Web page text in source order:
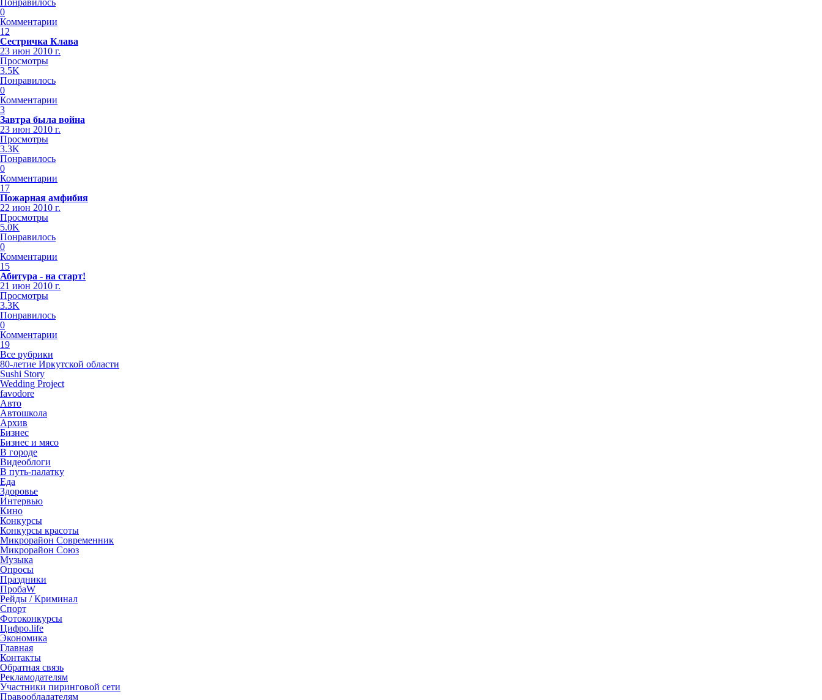
Понравилось
0
Комментарии
12
Сестричка Клава
23 июн 2010 г.
Просмотры
3.5K
Понравилось
0
Комментарии
3
Завтра была война
23 июн 2010 г.
Просмотры
3.3K
Понравилось
0
Комментарии
17
Пожарная амфибия
22 июн 2010 г.
Просмотры
5.0K
Понравилось
0
Комментарии
15
Абитура - на старт!
21 июн 2010 г.
Просмотры
3.3K
Понравилось
0
Комментарии
19
Все рубрики
80-летие Иркутской области
Sushi Story
Wedding Project
favodore
Авто
Автошкола
Архив
Бизнес
Бизнес и мясо
В городе
Видеоблоги
В путь-палатку
Еда
Здоровье
Интервью
Кино
Конкурсы
Конкурсы красоты
Микрорайон Современник
Микрорайон Союз
Музыка
Опросы
Праздники
ПробаW
Рейды / Криминал
Спорт
Фотоконкурсы
Цифро.life
Экономика
Главная
Контакты
Обратная связь
Рекламодателям
Участники пиринговой сети
Правообладателям